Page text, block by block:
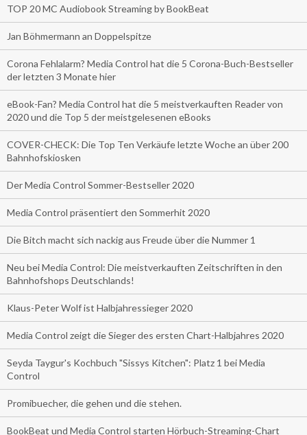
TOP 20 MC Audiobook Streaming by BookBeat
Jan Böhmermann an Doppelspitze
Corona Fehlalarm? Media Control hat die 5 Corona-Buch-Bestseller
der letzten 3 Monate hier
eBook-Fan? Media Control hat die 5 meistverkauften Reader von
2020 und die Top 5 der meistgelesenen eBooks
COVER-CHECK: Die Top Ten Verkäufe letzte Woche an über 200
Bahnhofskiosken
Der Media Control Sommer-Bestseller 2020
Media Control präsentiert den Sommerhit 2020
Die Bitch macht sich nackig aus Freude über die Nummer 1
Neu bei Media Control: Die meistverkauften Zeitschriften in den
Bahnhofshops Deutschlands!
Klaus-Peter Wolf ist Halbjahressieger 2020
Media Control zeigt die Sieger des ersten Chart-Halbjahres 2020
Seyda Taygur's Kochbuch "Sissys Kitchen": Platz 1 bei Media
Control
Promibuecher, die gehen und die stehen.
BookBeat und Media Control starten Hörbuch-Streaming-Chart